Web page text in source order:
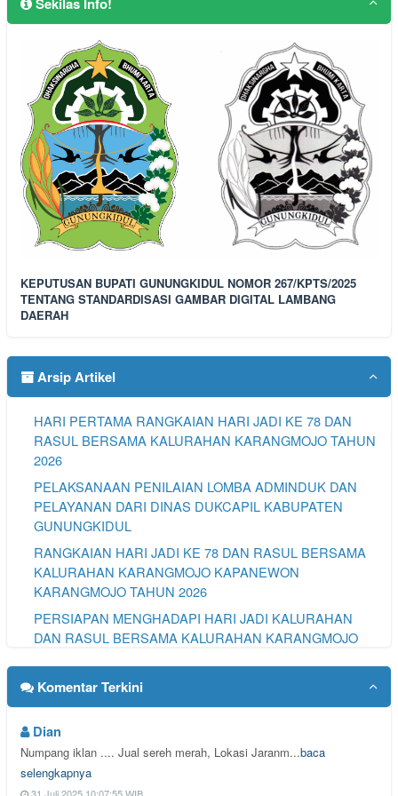
KEPUTUSAN BUPATI GUNUNGKIDUL NOMOR 267/KPTS/2025
TENTANG STANDARDISASI GAMBAR DIGITAL LAMBANG
DAERAH
Arsip Artikel
HARI PERTAMA RANGKAIAN HARI JADI KE 78 DAN
RASUL BERSAMA KALURAHAN KARANGMOJO TAHUN
2026
PELAKSANAAN PENILAIAN LOMBA ADMINDUK DAN
PELAYANAN DARI DINAS DUKCAPIL KABUPATEN
GUNUNGKIDUL
RANGKAIAN HARI JADI KE 78 DAN RASUL BERSAMA
KALURAHAN KARANGMOJO KAPANEWON
KARANGMOJO TAHUN 2026
PERSIAPAN MENGHADAPI HARI JADI KALURAHAN
DAN RASUL BERSAMA KALURAHAN KARANGMOJO
PEMERINTAH KALURAHAN KARANGMOJO BERDUKA
DENGAN MENINGGALNYA DUKUH KARANGDUWET 2
KEGIATAN SOSIALISASI DARI DPRD KABUPATEN
GUNUNGKIDUL KOMISI A TENTANG PERTANAHAN
DESA
Komentar Terkini
Dian
Numpang iklan .... Jual sereh merah, Lokasi Jaranm...baca
selengkapnya